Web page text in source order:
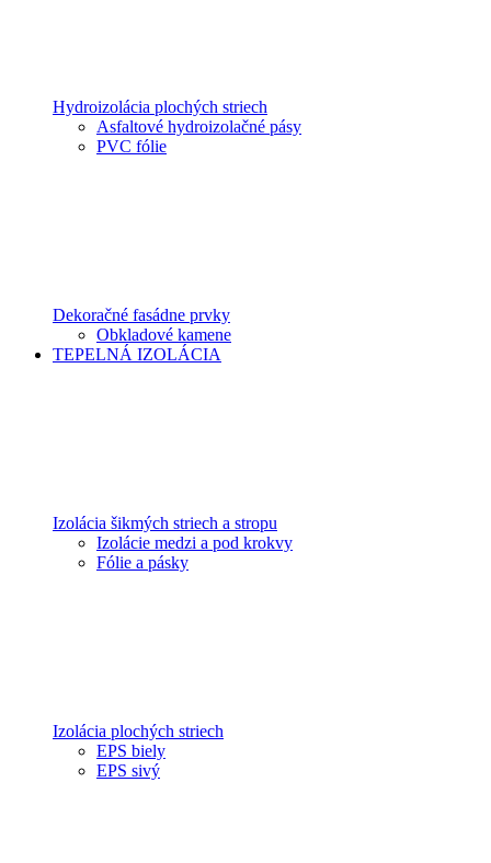
Hydroizolácia plochých striech
Asfaltové hydroizolačné pásy
PVC fólie
Dekoračné fasádne prvky
Obkladové kamene
TEPELNÁ IZOLÁCIA
Izolácia šikmých striech a stropu
Izolácie medzi a pod krokvy
Fólie a pásky
Izolácia plochých striech
EPS biely
EPS sivý